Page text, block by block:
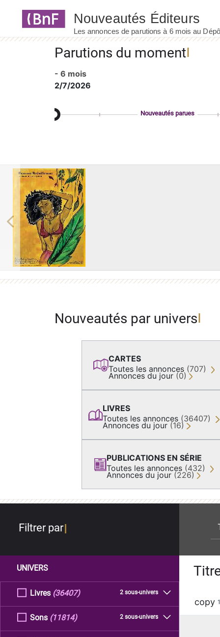
Parutions du moment
- 6 mois
2/7/2026
Nouveautés parues
Previous
Nouveautés par univers
CARTES
Toutes les annonces (707)
Annonces du jour (0)
LIVRES
Toutes les annonces (36407)
Annonces du jour (16)
PUBLICATIONS EN SÉRIE
Toutes les annonces (432)
Annonces du jour (226)
Filtrer par
UNIVERS
Livres 2 sous-univers
(36407)
Sons 2 sous-univers
(11814)
copy